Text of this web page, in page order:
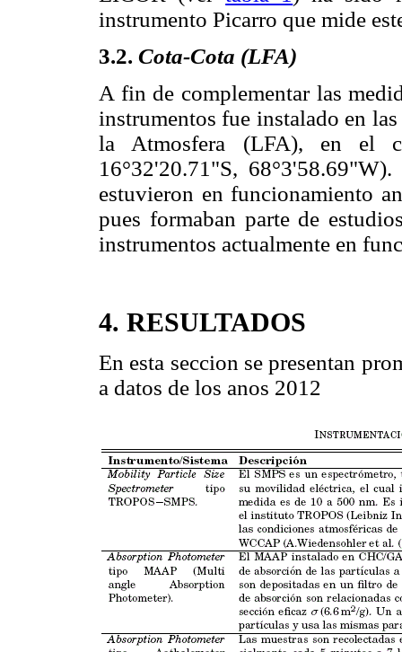
instrumento Picarro que mide
3.2. Cota-Cota (LFA)
A fin de complementar las
instrumentos fue instalado en
la Atmosfera (LFA), en el
16°32'20.71"S,
estuvieron en funcionamiento
pues formaban parte de
instrumentos actualmente en
4. RESULTADOS
En esta seccion se presentan
a datos de los anos 2012